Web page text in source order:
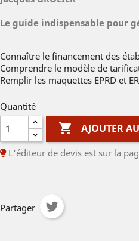
Le guide indispensable pour
Connaître le financement des
Comprendre le modèle de
Remplir les maquettes EPRD et
Quantité
 AJOUTER
L'éditeur de devis est sur la
Partager